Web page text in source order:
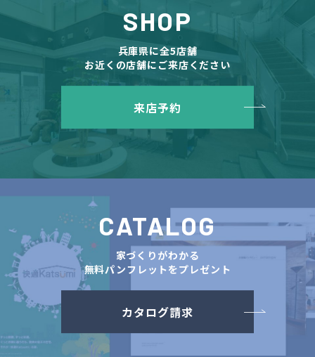
SHOP
兵庫県に全5店舗
お近くの店舗にご来店ください
来店予約
CATALOG
家づくりがわかる
無料パンフレットをプレゼント
カタログ請求